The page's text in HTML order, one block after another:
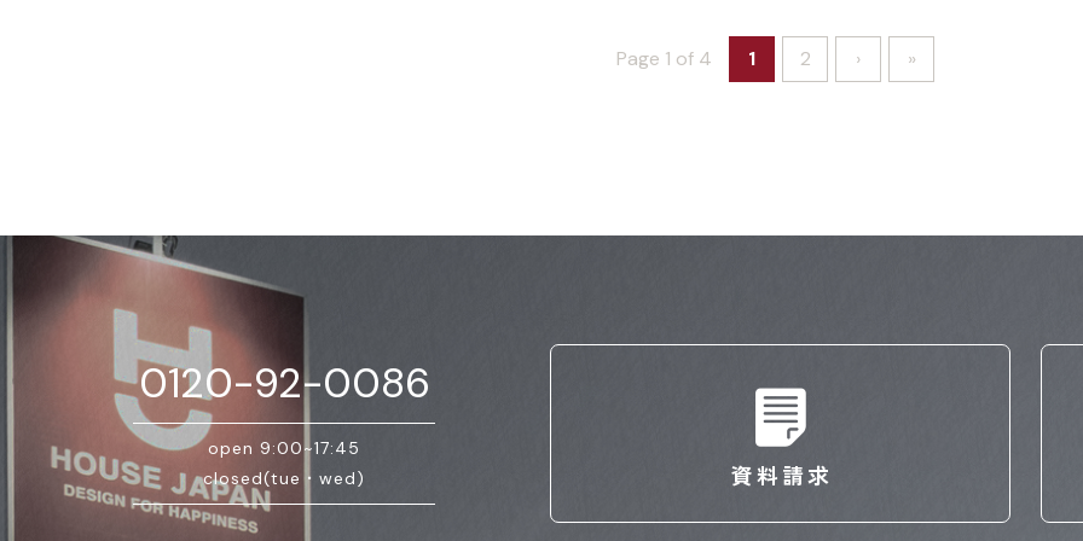
Page 1 of 4 1 2 › »
0120-92-0086
open 9:00~17:45
closed(tue・wed)
資料請求